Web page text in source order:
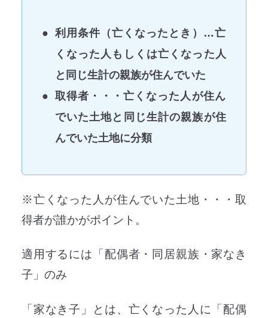
利用条件（亡くなったとき）…亡
くなった人もしくは亡くなった人
と同じ生計の親族が住んでいた
取得者・・・亡くなった人が住ん
でいた土地と同じ生計の親族が住
んでいた土地に分類
※亡くなった人が住んでいた土地・・・取
得者が誰かがポイント。
適用するには「配偶者・同居親族・家なき
子」のみ
「家なき子」とは、亡くなった人に「配偶